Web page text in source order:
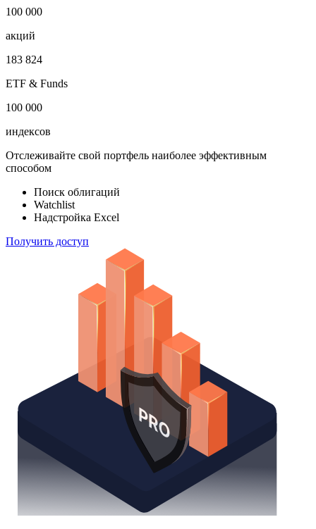
100 000
акций
183 824
ETF & Funds
100 000
индексов
Отслеживайте свой портфель наиболее эффективным
способом
Поиск облигаций
Watchlist
Надстройка Excel
Получить доступ